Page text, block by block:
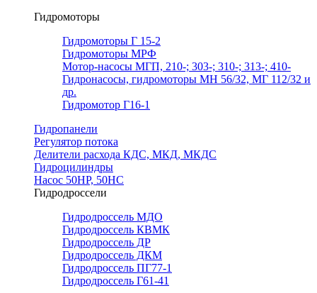
Гидромоторы
Гидромоторы Г 15-2
Гидромоторы МРФ
Мотор-насосы МГП, 210-; 303-; 310-; 313-; 410-
Гидронасосы, гидромоторы МН 56/32, МГ 112/32 и
др.
Гидромотор Г16-1
Гидропанели
Регулятор потока
Делители расхода КДС, МКД, МКДС
Гидроцилиндры
Насос 50НР, 50НС
Гидродроссели
Гидродроссель МДО
Гидродроссель КВМК
Гидродроссель ДР
Гидродроссель ДКМ
Гидродроссель ПГ77-1
Гидродроссель Г61-41